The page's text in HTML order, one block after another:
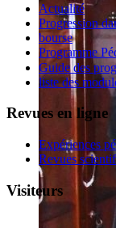
Actualité
Progression
bourse
Programme
liste des
Revues en ligne
Expériences
Revues
Visiteurs